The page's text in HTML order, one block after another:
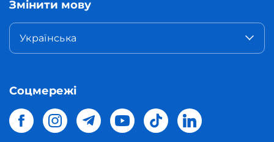
Змінити мову
Українська
Соцмережі